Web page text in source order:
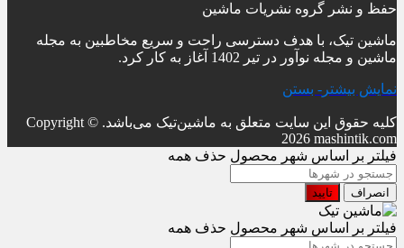
حفظ و نشر گروه نشریات ماشین
ماشین تیک، با هدف دسترسی راحت و سریع مخاطبین به مجله
ماشین و مجله نوآور در تیر 1402 آغاز به کار کرد.
نمایش بیشتر - بستن
کلیه حقوق این سایت متعلق به ماشین‌تیک می‌باشد. Copyright ©
2026 mashintik.com
فیلتر بر اساس شهر محصول حذف همه
انصراف تایید
فیلتر بر اساس شهر محصول حذف همه